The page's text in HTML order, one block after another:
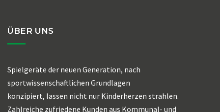
ÜBER UNS
Spielgeräte der neuen Generation, nach
sportwissenschaftlichen Grundlagen
konzipiert, lassen nicht nur Kinderherzen strahlen.
Zahlreiche zufriedene Kunden aus Kommunal- und